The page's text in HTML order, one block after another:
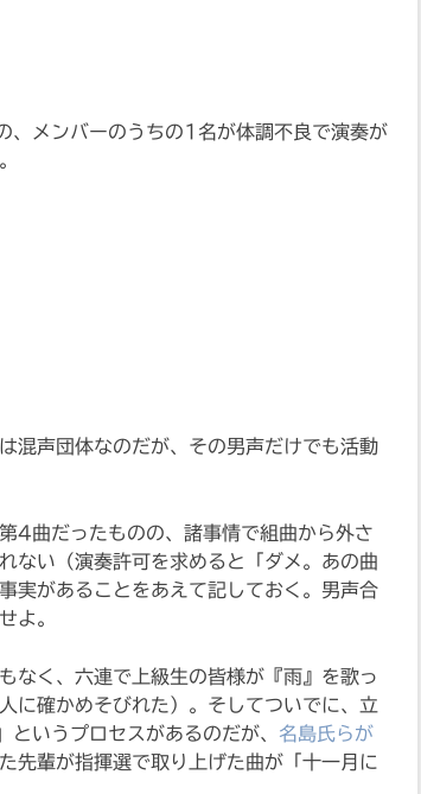
、メンバーのうちの1名が体調不良で演奏が
声団体なのだが、その男声だけでも活動
4曲だったものの、諸事情で組曲から外さ
ない（演奏許可を求めると「ダメ。あの曲
実があることをあえて記しておく。男声合
よ。
なく、六連で上級生の皆様が『雨』を歌っ
に確かめそびれた）。そしてついでに、立
いうプロセスがあるのだが、 名島氏らが
先輩が指揮選で取り上げた曲が「十一月に